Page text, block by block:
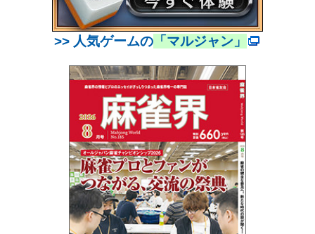
>> 人気ゲームの「マルジャン」